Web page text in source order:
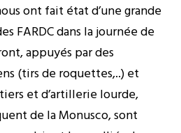
ont fait état d’une grande
FARDC dans la journée de
appuyés par des
(tirs de roquettes,..) et
et d’artillerie lourde,
de la Monusco, sont